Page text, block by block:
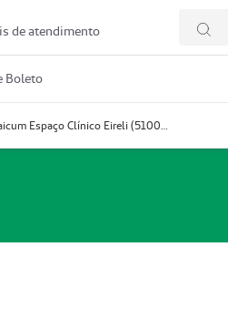
de atendimento
Boleto
Prestador Mosaicum Espaço Clínico Eireli (51004355-5)